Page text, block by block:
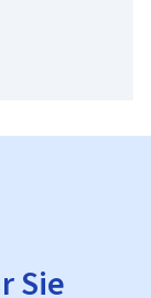
Sie